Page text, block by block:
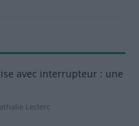
avec interrupteur : une
Leclerc